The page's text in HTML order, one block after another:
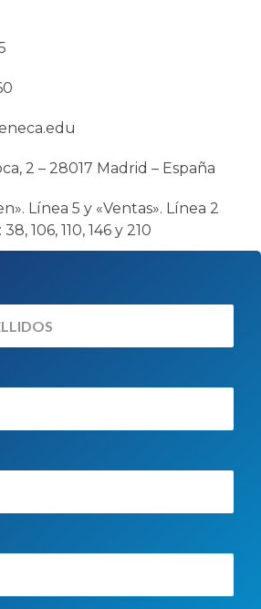
2 – 28017 Madrid – España
Línea 5 y «Ventas». Línea 2
106, 110, 146 y 210